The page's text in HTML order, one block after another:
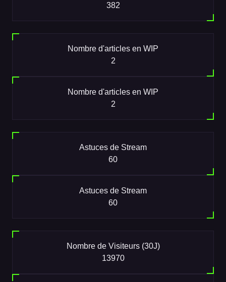
382
Nombre d'articles en WIP
2
Nombre d'articles en WIP
2
Astuces de Stream
60
Astuces de Stream
60
Nombre de Visiteurs (30J)
13970